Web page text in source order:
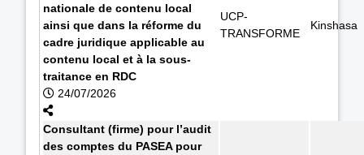
nationale de contenu local
ainsi que dans la réforme du
cadre juridique applicable au
contenu local et à la sous-
traitance en RDC
24/07/2026
UCP-
TRANSFORME
Kinshasa
Consultant (firme) pour l’audit
des comptes du PASEA pour